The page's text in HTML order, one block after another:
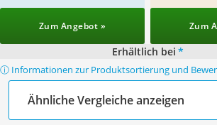
Zum Angebot » Zum
Erhältlich bei *
ⓘ Informationen zur Produktsortierung und
Ähnliche Vergleiche anzeigen